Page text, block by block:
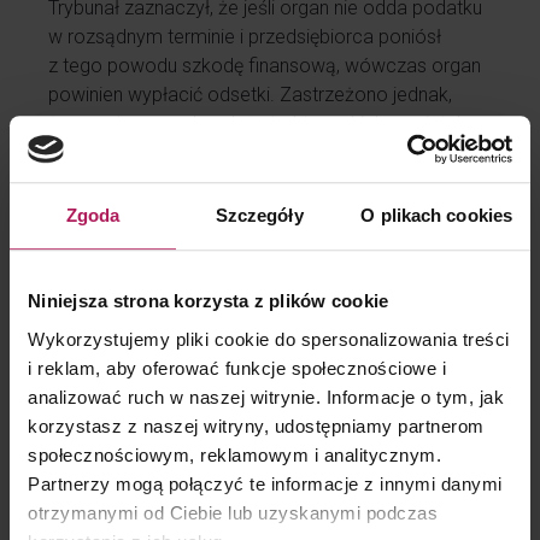
Zgoda Szczegóły O plikach cookies
Niniejsza strona korzysta z plików cookie
Wykorzystujemy pliki cookie do spersonalizowania treści
i reklam, aby oferować funkcje społecznościowe i
analizować ruch w naszej witrynie. Informacje o tym, jak
korzystasz z naszej witryny, udostępniamy partnerom
społecznościowym, reklamowym i analitycznym.
Partnerzy mogą połączyć te informacje z innymi danymi
otrzymanymi od Ciebie lub uzyskanymi podczas
Trybunał zaznaczył, że jeśli organ nie odda podatku
w rozsądnym terminie i przedsiębiorca poniósł
z tego powodu szkodę finansową, wówczas organ
powinien wypłacić odsetki. Zastrzeżono jednak,
że zwroty z urzędu należy traktować jako wyjątek
możliwy do realizacji tylko wówczas, gdy stronom
transakcji nie da się zarzucić oszustwa
czy nadużycia prawa.
Znaczenie w VAT
TSUE w swoim orzeczeniu „poszedł na rękę”
podatnikowi. W polskim systemie podatkowym
niestety nie ma środków proceduralnych, które
umożliwiłyby podatnikowi wystąpienie bezpośrednio
do organu podatkowego z wnioskiem o zwrot
nienależnie zapłaconego podatku VAT w sytuacji,
gdy kontrahent-sprzedawca stał się niewypłacalny
(ergozwrócenie tej kwoty przez niego jest